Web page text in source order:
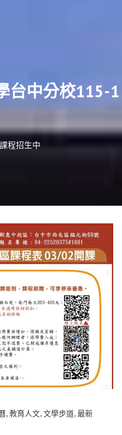
台中分校115-1
程招生中
,教育人文,文學步道,最新